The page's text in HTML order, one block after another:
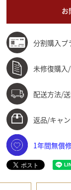
お
分割購入プ
未修復購入
配送方法/
返品/キャ
1年間無償